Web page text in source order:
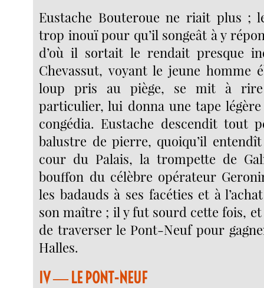
Eustache Bouteroue ne riait plus ;
trop inouï pour qu’il songeât à y
d’où il sortait le rendait presque
Chevassut, voyant le jeune homme
loup pris au piège, se mit à
particulier, lui donna une tape
congédia. Eustache descendit tout
balustre de pierre, quoiqu’il
cour du Palais, la trompette de
bouffon du célèbre opérateur
les badauds à ses facéties et à
son maître ; il y fut sourd cette fois,
de traverser le Pont-Neuf pour
Halles.
IV ― LE PONT-NEUF